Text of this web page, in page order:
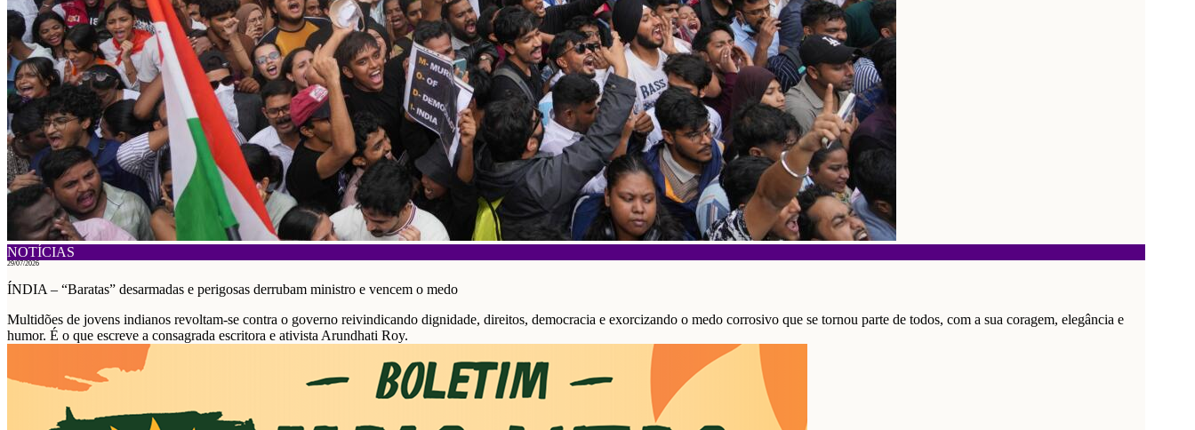
NOTÍCIAS
29/07/2026
ÍNDIA – “Baratas” desarmadas e perigosas derrubam ministro e vencem o medo
Multidões de jovens indianos revoltam-se contra o governo reivindicando dignidade, direitos, democracia e exorcizando o medo corrosivo que se tornou parte de todos, com a sua coragem, elegância e
humor. É o que escreve a consagrada escritora e ativista Arundhati Roy.